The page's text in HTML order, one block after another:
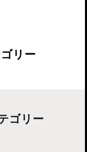
リー
ゴリー